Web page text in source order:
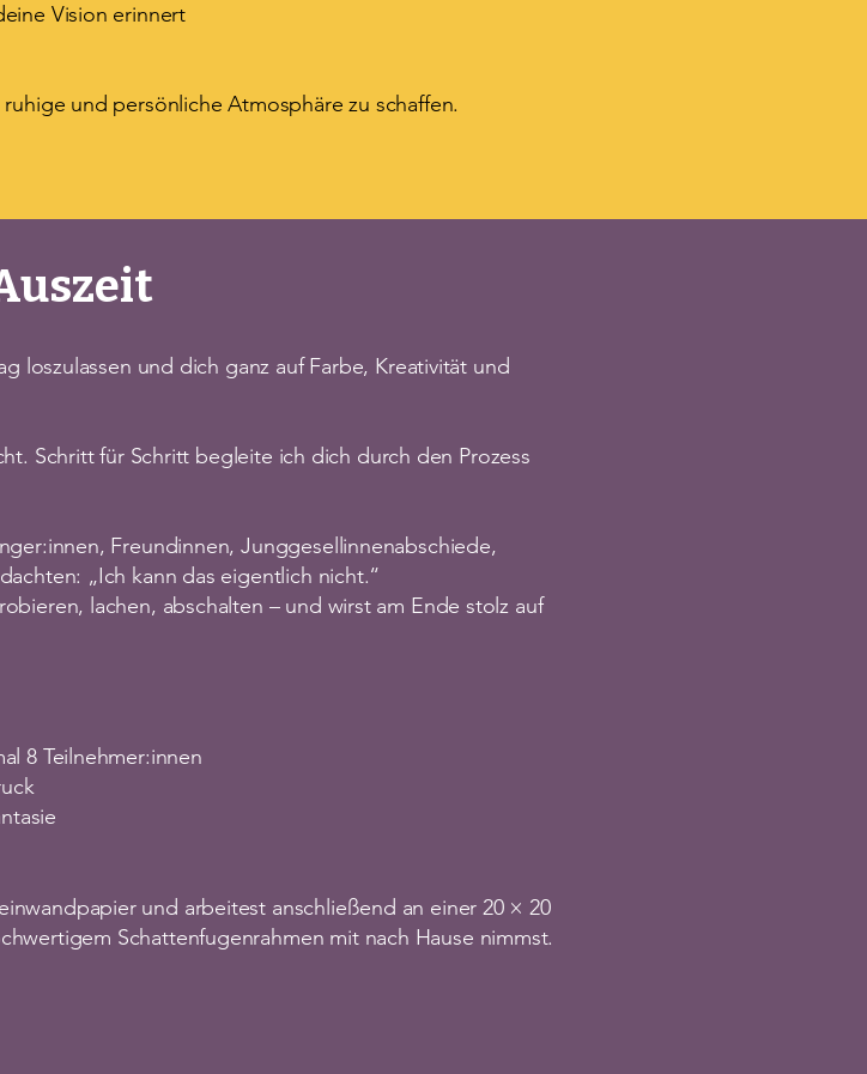
Vision erinnert
und persönliche Atmosphäre zu schaffen.
loszulassen und dich ganz auf Farbe, Kreativität und
Schritt für Schritt begleite ich dich durch den Prozess
Freundinnen, Junggesellinnenabschiede,
„Ich kann das eigentlich nicht.“
lachen, abschalten – und wirst am Ende stolz auf
8 Teilnehmer:innen
und arbeitest anschließend an einer 20 × 20
Schattenfugenrahmen mit nach Hause nimmst.